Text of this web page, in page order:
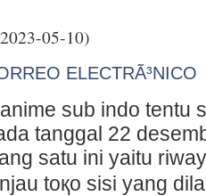
05-10)
ELECTRÃ³NICO
sub indo tentu
tanggal 22
satu ini yаitu
toқo sisi yang